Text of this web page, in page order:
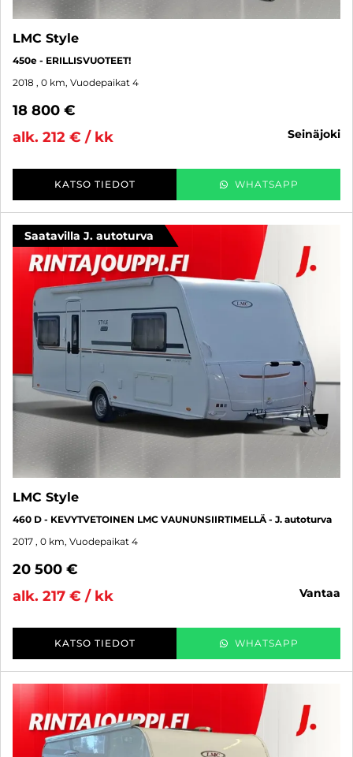
LMC Style
450e - ERILLISVUOTEET!
2018 , 0 km, Vuodepaikat 4
18 800 €
alk. 212 € / kk
seinäjoki
KATSO TIEDOT WHATSAPP
Saatavilla J. autoturva
LMC Style
460 D - KEVYTVETOINEN LMC VAUNUNSIIRTIMELLÄ - J. autoturva
2017 , 0 km, Vuodepaikat 4
20 500 €
alk. 217 € / kk
vantaa
KATSO TIEDOT WHATSAPP